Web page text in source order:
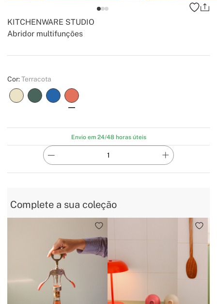
Abridor multifunções
KITCHENWARE STUDIO
Create
Cor:Terracota
Envio em 24/48 horas úteis
Complete a sua coleção